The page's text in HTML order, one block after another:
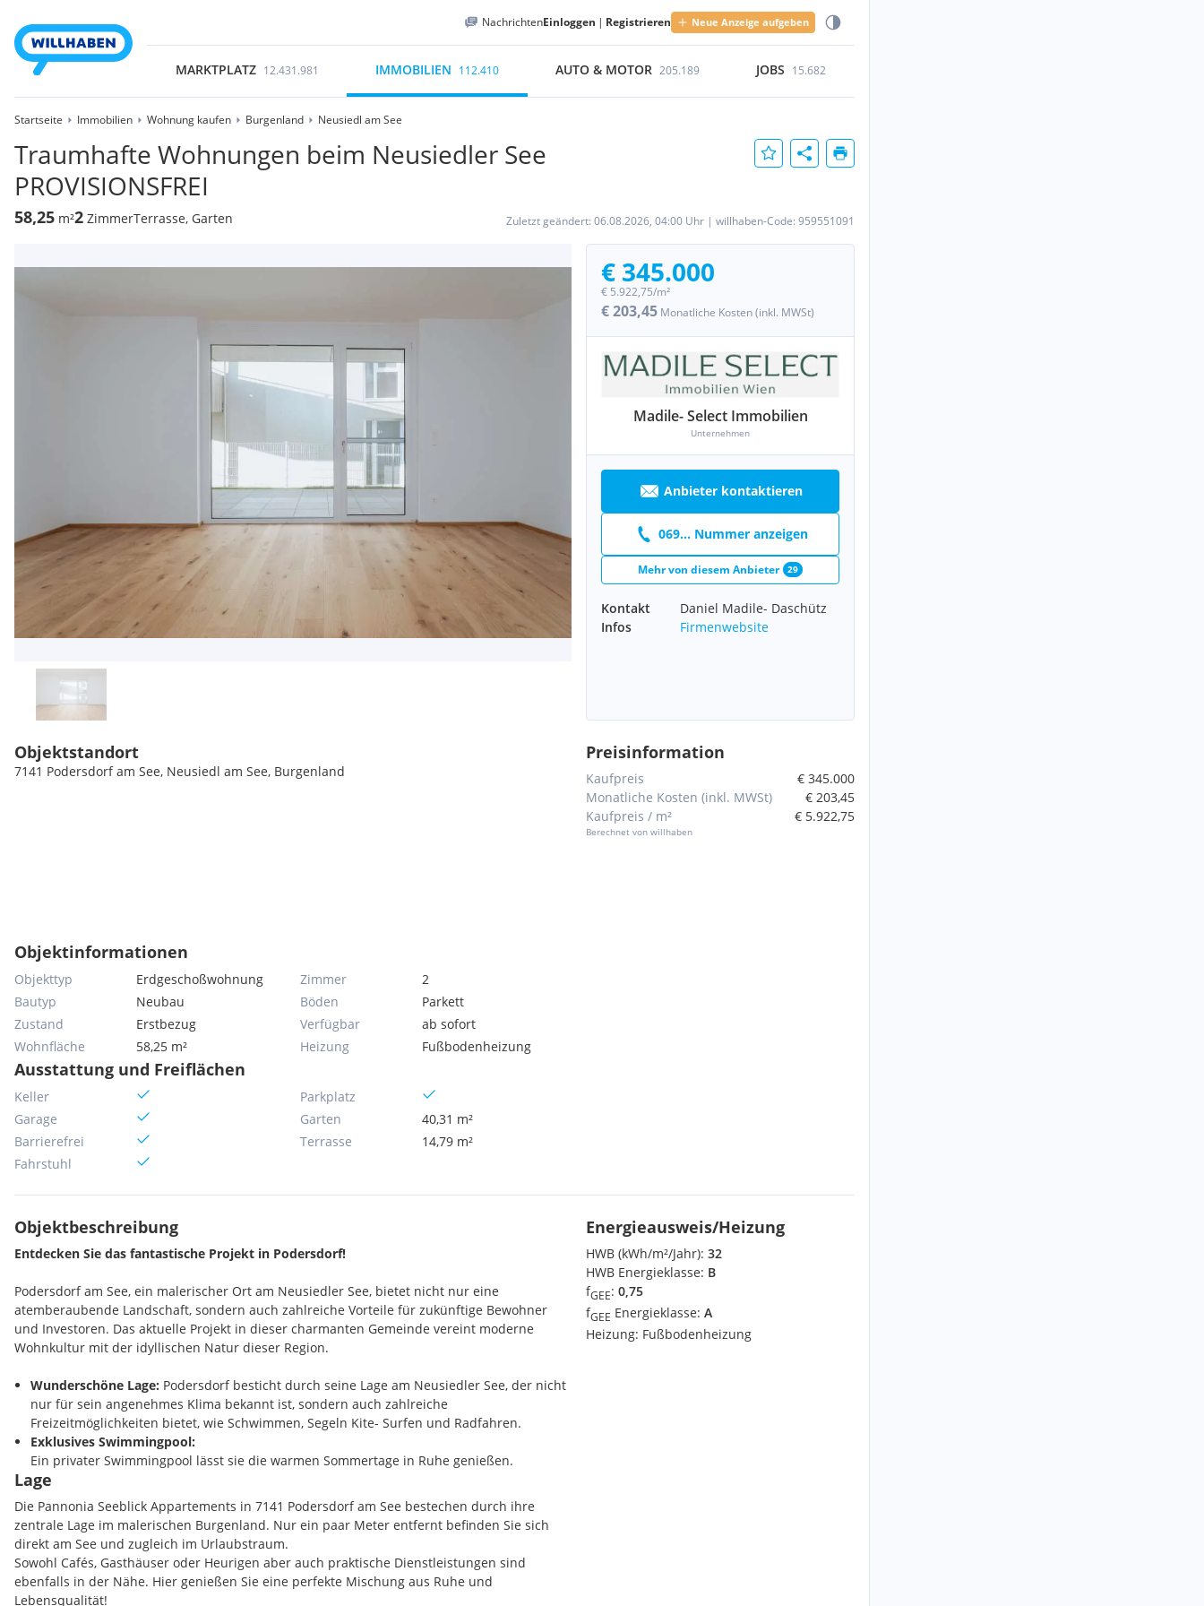
NachrichtenEinloggen | Registrieren Neue Anzeige aufgeben
MARKTPLATZ 12.431.981 IMMOBILIEN 112.410 AUTO & MOTOR 205.189 JOBS 15.682
Startseite Immobilien Wohnung kaufen Burgenland Neusiedl am See
Traumhafte Wohnungen beim Neusiedler See
PROVISIONSFREI
58,25 m²2 ZimmerTerrasse, Garten Zuletzt geändert: 06.08.2026, 04:00 Uhr | willhaben-Code: 959551091
€ 345.000
€ 5.922,75/m²
€ 203,45 Monatliche Kosten (inkl. MWSt)
Madile- Select Immobilien
Unternehmen
Anbieter kontaktieren
069... Nummer anzeigen
Mehr von diesem Anbieter 29
Kontakt
Daniel Madile- Daschütz
Infos
Firmenwebsite
Objektstandort
7141 Podersdorf am See, Neusiedl am See, Burgenland
Objektinformationen
Objekttyp
Erdgeschoßwohnung
Bautyp
Neubau
Zustand
Erstbezug
Wohnfläche
58,25 m²
Zimmer
2
Böden
Parkett
Verfügbar
ab sofort
Heizung
Fußbodenheizung
Ausstattung und Freiflächen
Keller
Garage
Barrierefrei
Fahrstuhl
Parkplatz
Garten
40,31 m²
Terrasse
14,79 m²
Preisinformation
Kaufpreis
€ 345.000
Monatliche Kosten (inkl. MWSt)
€ 203,45
Kaufpreis / m²
Berechnet von willhaben
€ 5.922,75
Objektbeschreibung
Entdecken Sie das fantastische Projekt in Podersdorf!
Podersdorf am See, ein malerischer Ort am Neusiedler See, bietet nicht nur eine
atemberaubende Landschaft, sondern auch zahlreiche Vorteile für zukünftige Bewohner
und Investoren. Das aktuelle Projekt in dieser charmanten Gemeinde vereint moderne
Wohnkultur mit der idyllischen Natur dieser Region.
Wunderschöne Lage: Podersdorf besticht durch seine Lage am Neusiedler See, der nicht
nur für sein angenehmes Klima bekannt ist, sondern auch zahlreiche
Freizeitmöglichkeiten bietet, wie Schwimmen, Segeln Kite- Surfen und Radfahren.
Exklusives Swimmingpool:
Ein privater Swimmingpool lässt sie die warmen Sommertage in Ruhe genießen.
Private Garage:
Hohe Lebensqualität:
Die Gemeinde bietet eine hohe Lebensqualität mit einer perfekten
Mischung aus Natur und urbanem Leben. Die ruhige Umgebung und die freundliche
Nachbarschaft machen Podersdorf zu einem idealen Wohnort.
Tourismus und Veranstaltungen:Podersdorf zieht das ganze Jahr über Touristen an. Mit
über 400.000 Nächtigungen pro Jahr ist dieser der stärkste Ort in der Region und ein
wahrlicher Touristenmagnet. Tendenz übrigens steigend! Die Saison beginnt schon im
Lage
Die Pannonia Seeblick Appartements in 7141 Podersdorf am See bestechen durch ihre
zentrale Lage im malerischen Burgenland. Nur ein paar Meter entfernt befinden Sie sich
direkt am See und zugleich im Urlaubstraum.
Sowohl Cafés, Gasthäuser oder Heurigen aber auch praktische Dienstleistungen sind
ebenfalls in der Nähe. Hier genießen Sie eine perfekte Mischung aus Ruhe und
Lebensqualität!
Energieausweis/Heizung
HWB (kWh/m²/Jahr): 32
HWB Energieklasse: B
fGEE: 0,75
fGEE Energieklasse: A
Heizung: Fußbodenheizung